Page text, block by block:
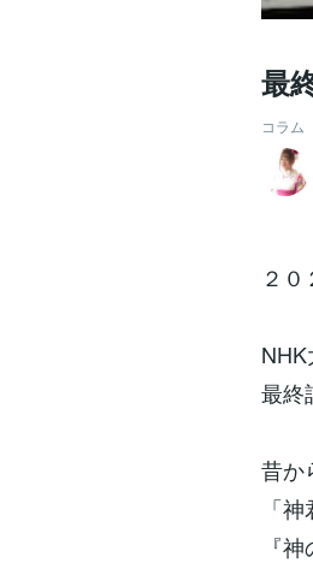
最
コラム
２
NHK
最終
昔か
「
『